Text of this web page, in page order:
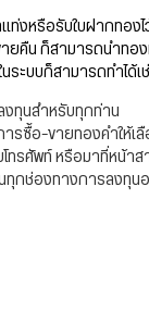
งหรือรับใบฝากทองไว้
ยคืน ก็สามารถนำทอ
ระบบก็สามารถทำได้เ
งทุนสำหรับทุกท่าน
ารซื้อ-ขายทองคำให้เ
ทรศัพท์ หรือมาที่หน้าส
ทุกช่องทางการลงทุน